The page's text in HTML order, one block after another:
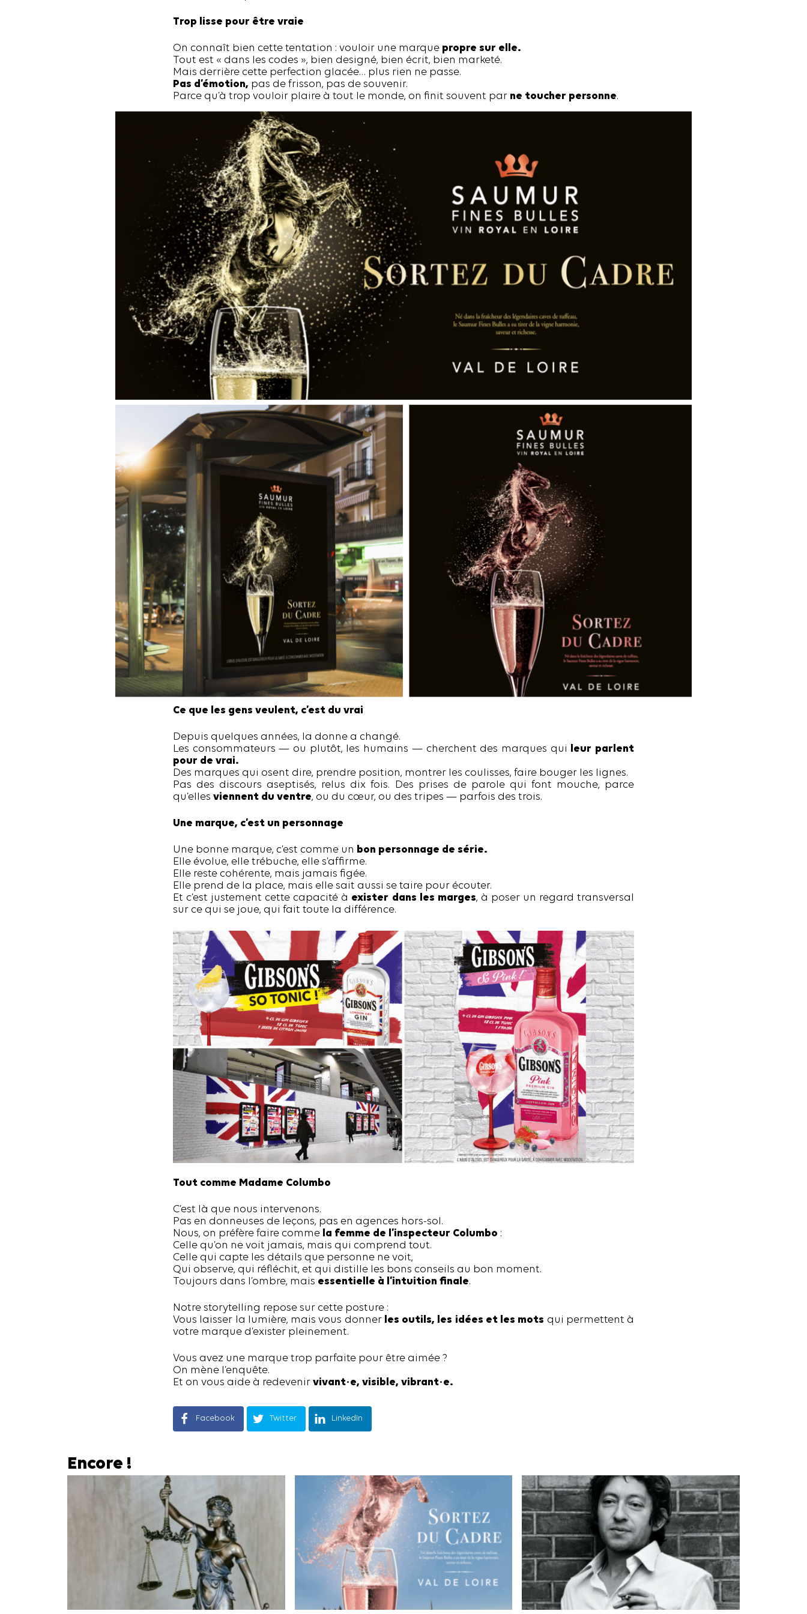
Trop lisse pour être vraie
On connaît bien cette tentation : vouloir une marque propre sur elle.
Tout est « dans les codes », bien designé, bien écrit, bien marketé.
Mais derrière cette perfection glacée… plus rien ne passe.
Pas d’émotion, pas de frisson, pas de souvenir.
Parce qu’à trop vouloir plaire à tout le monde, on finit souvent par ne toucher personne.
Ce que les gens veulent, c’est du vrai
Depuis quelques années, la donne a changé.
Les consommateurs — ou plutôt, les humains — cherchent des marques qui leur parlent
pour de vrai.
Des marques qui osent dire, prendre position, montrer les coulisses, faire bouger les lignes.
Pas des discours aseptisés, relus dix fois. Des prises de parole qui font mouche, parce
qu’elles viennent du ventre, ou du cœur, ou des tripes — parfois des trois.
Une marque, c’est un personnage
Une bonne marque, c’est comme un bon personnage de série.
Elle évolue, elle trébuche, elle s’affirme.
Elle reste cohérente, mais jamais figée.
Elle prend de la place, mais elle sait aussi se taire pour écouter.
Et c’est justement cette capacité à exister dans les marges, à poser un regard transversal
sur ce qui se joue, qui fait toute la différence.
Tout comme Madame Columbo
C’est là que nous intervenons.
Pas en donneuses de leçons, pas en agences hors-sol.
Nous, on préfère faire comme la femme de l’inspecteur Columbo :
Celle qu’on ne voit jamais, mais qui comprend tout.
Celle qui capte les détails que personne ne voit,
Qui observe, qui réfléchit, et qui distille les bons conseils au bon moment.
Toujours dans l’ombre, mais essentielle à l’intuition finale.
Notre storytelling repose sur cette posture :
Vous laisser la lumière, mais vous donner les outils, les idées et les mots qui permettent à
votre marque d’exister pleinement.
Vous avez une marque trop parfaite pour être aimée ?
On mène l’enquête.
Et on vous aide à redevenir vivant·e, visible, vibrant·e.
Facebook Twitter LinkedIn
Encore !